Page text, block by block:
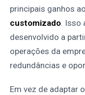
principais ganhos
customizado. Isso
desenvolvido a
operações da
redundâncias e
Em vez de adaptar